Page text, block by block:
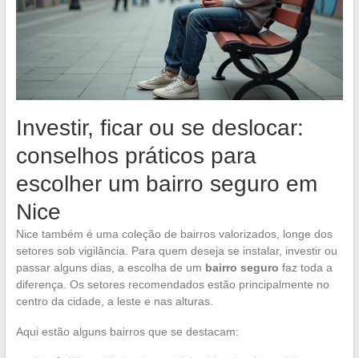
Investir, ficar ou se deslocar:
conselhos práticos para
escolher um bairro seguro em
Nice
Nice também é uma coleção de bairros valorizados, longe dos
setores sob vigilância. Para quem deseja se instalar, investir ou
passar alguns dias, a escolha de um bairro seguro faz toda a
diferença. Os setores recomendados estão principalmente no
centro da cidade, a leste e nas alturas.
Aqui estão alguns bairros que se destacam: